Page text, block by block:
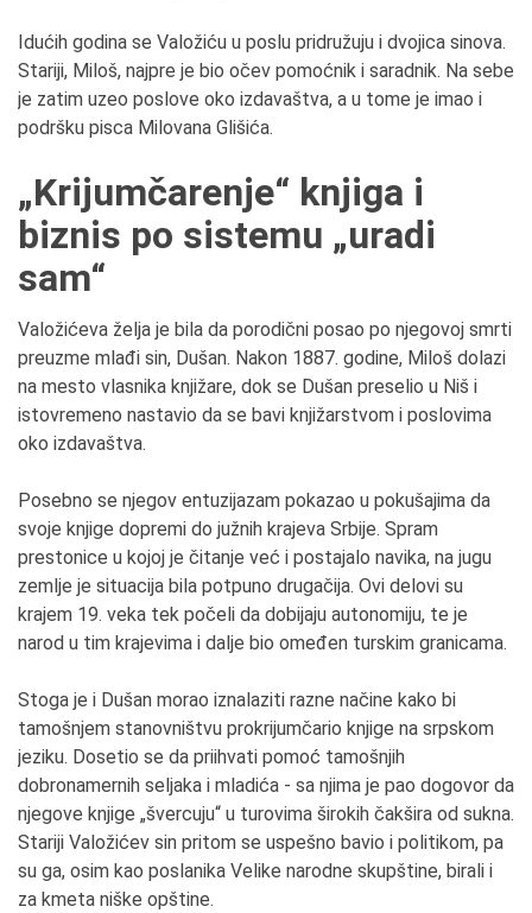
Idućih godina se Valožiću u poslu pridružuju i dvojica sinova.
Stariji, Miloš, najpre je bio očev pomoćnik i saradnik. Na sebe
je zatim uzeo poslove oko izdavaštva, a u tome je imao i
podršku pisca Milovana Glišića.
„Krijumčarenje“ knjiga i
biznis po sistemu „uradi
sam“
Valožićeva želja je bila da porodični posao po njegovoj smrti
preuzme mlađi sin, Dušan. Nakon 1887. godine, Miloš dolazi
na mesto vlasnika knjižare, dok se Dušan preselio u Niš i
istovremeno nastavio da se bavi knjižarstvom i poslovima
oko izdavaštva.
Posebno se njegov entuzijazam pokazao u pokušajima da
svoje knjige dopremi do južnih krajeva Srbije. Spram
prestonice u kojoj je čitanje već i postajalo navika, na jugu
zemlje je situacija bila potpuno drugačija. Ovi delovi su
krajem 19. veka tek počeli da dobijaju autonomiju, te je
narod u tim krajevima i dalje bio omeđen turskim granicama.
Stoga je i Dušan morao iznalaziti razne načine kako bi
tamošnjem stanovništvu prokrijumčario knjige na srpskom
jeziku. Dosetio se da priihvati pomoć tamošnjih
dobronamernih seljaka i mladića - sa njima je pao dogovor da
njegove knjige „švercuju“ u turovima širokih čakšira od sukna.
Stariji Valožićev sin pritom se uspešno bavio i politikom, pa
su ga, osim kao poslanika Velike narodne skupštine, birali i
za kmeta niške opštine.